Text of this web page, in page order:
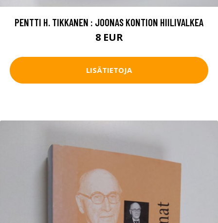
PENTTI H. TIKKANEN : JOONAS KONTION HIILIVALKEA
8 EUR
LISÄTIETOJA